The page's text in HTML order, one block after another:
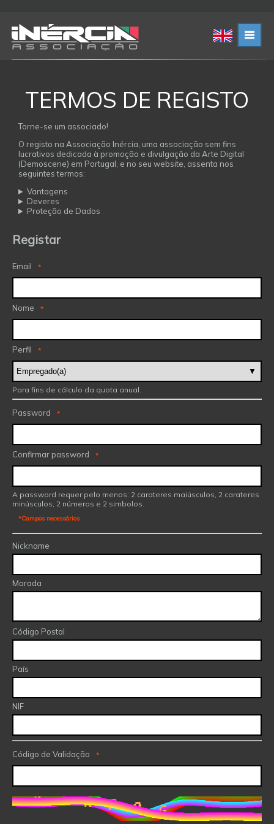
TERMOS DE REGISTO
Torne-se um associado!
O registo na Associação Inércia, uma associação sem fins
lucrativos dedicada à promoção e divulgação da Arte Digital
(Demoscene) em Portugal, e no seu website, assenta nos
seguintes termos:
Vantagens
Deveres
Proteção de Dados
Registar
Email *
Nome *
Perfil *
Para fins de cálculo da quota anual.
Password *
Confirmar password *
A password requer pelo menos: 2 carateres maiúsculos, 2 carateres
minúsculos, 2 números e 2 simbolos.
*Campos necessários
Nickname
Morada
Código Postal
País
NIF
Código de Validação *